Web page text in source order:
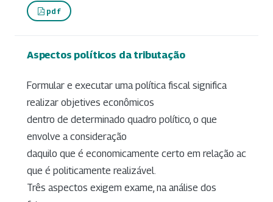
pdf
Aspectos políticos da tributação
Formular e executar uma política fiscal significa
realizar objetives econômicos
dentro de determinado quadro político, o que
envolve a consideração
daquilo que é economicamente certo em relação ac
que é politicamente realizável.
Três aspectos exigem exame, na análise dos